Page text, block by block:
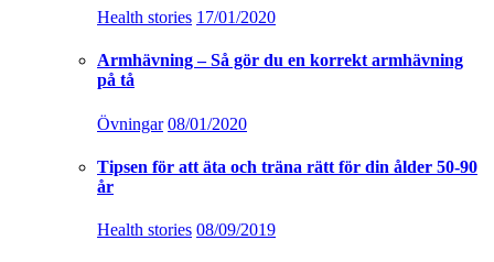
Health stories 17/01/2020
Armhävning – Så gör du en korrekt armhävning
på tå
Övningar 08/01/2020
Tipsen för att äta och träna rätt för din ålder 50-90
år
Health stories 08/09/2019